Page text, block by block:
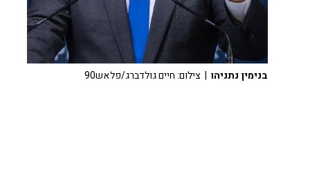
בנימין נתניהו | צילום: חיים גולדברג/פלאש90